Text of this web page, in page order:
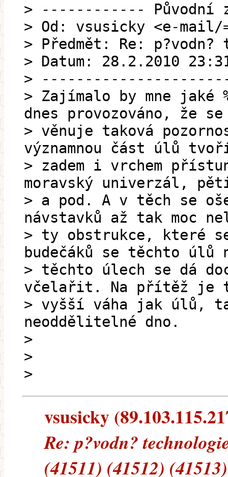
> ------------ Původní
> Od: vsusicky <e-mail/
> Předmět: Re: p?vodn?
> Datum: 28.2.2010
>
> Zajímalo by mne jaké
dnes provozováno, že se
> věnuje taková
významnou část úlů
> zadem i vrchem
moravský univerzál,
> a pod. A v těch se
návstavků až tak moc
> ty obstrukce, které
budečáků se těchto
> těchto úlech se dá
včelařit. Na přítěž je
> vyšší váha jak úlů,
neoddělitelné dno.
>
>
>
vsusicky
Re: p?vodn?
(41511) (41512)